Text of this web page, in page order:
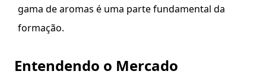
gama de aromas é uma parte fundamental da
formação.
Entendendo o Mercado